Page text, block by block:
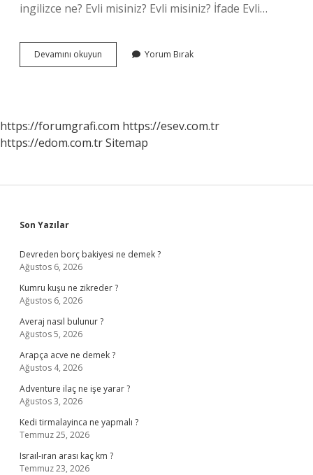
ingilizce ne? Evli misiniz? Evli misiniz? İfade Evli…
Devamını okuyun
Ingilizce
Yorum Bırak
https://forumgrafi.com https://esev.com.tr
https://edom.com.trSitemap
Sidebar
Son Yazılar
Devreden borç bakiyesi ne demek ?
Ağustos 6, 2026
Kumru kuşu ne zikreder ?
Ağustos 6, 2026
Averaj nasıl bulunur ?
Ağustos 5, 2026
Arapça acve ne demek ?
Ağustos 4, 2026
Adventure ilaç ne işe yarar ?
Ağustos 3, 2026
Kedi tirmalayinca ne yapmalı ?
Temmuz 25, 2026
Israıl-ıran arası kaç km ?
Temmuz 23, 2026